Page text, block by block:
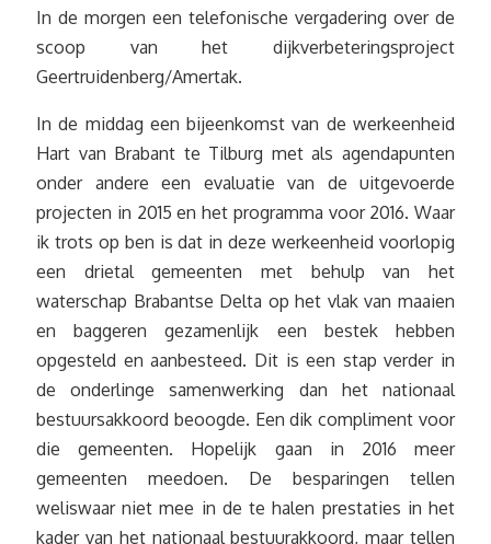
In de morgen een telefonische vergadering over de
scoop van het dijkverbeteringsproject
Geertruidenberg/Amertak.
In de middag een bijeenkomst van de werkeenheid
Hart van Brabant te Tilburg met als agendapunten
onder andere een evaluatie van de uitgevoerde
projecten in 2015 en het programma voor 2016. Waar
ik trots op ben is dat in deze werkeenheid voorlopig
een drietal gemeenten met behulp van het
waterschap Brabantse Delta op het vlak van maaien
en baggeren gezamenlijk een bestek hebben
opgesteld en aanbesteed. Dit is een stap verder in
de onderlinge samenwerking dan het nationaal
bestuursakkoord beoogde. Een dik compliment voor
die gemeenten. Hopelijk gaan in 2016 meer
gemeenten meedoen. De besparingen tellen
weliswaar niet mee in de te halen prestaties in het
kader van het nationaal bestuurakkoord, maar tellen